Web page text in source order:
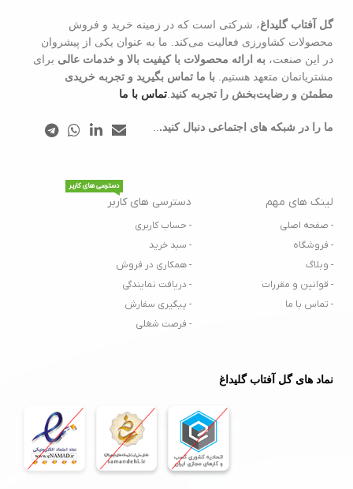
گل آفتاب گلیداغ، شرکتی است که در زمینه خرید و فروش
محصولات کشاورزی فعالیت می‌کند. ما به عنوان یکی از پیشروان
در این صنعت، به ارائه محصولات با کیفیت بالا و خدمات عالی برای
مشتریانمان متعهد هستیم.با ما تماس بگیرید و تجربه خریدی
مطمئن و رضایت‌بخش را تجربه کنید .تماس با ما
ما را در شبکه های اجتماعی دنبال کنید.
لینک های مهم
- صفحه اصلی
- فروشگاه
- وبلاگ
- قوانین و مقررات
- تماس با ما
دسترسی های کاربر
دسترسی های کاربر
- حساب کاربری
- سبد خرید
- همکاری در فروش
- دریافت نمایندگی
- پیگیری سفارش
- فرصت شغلی
نماد های گل آفتاب گلیداغ